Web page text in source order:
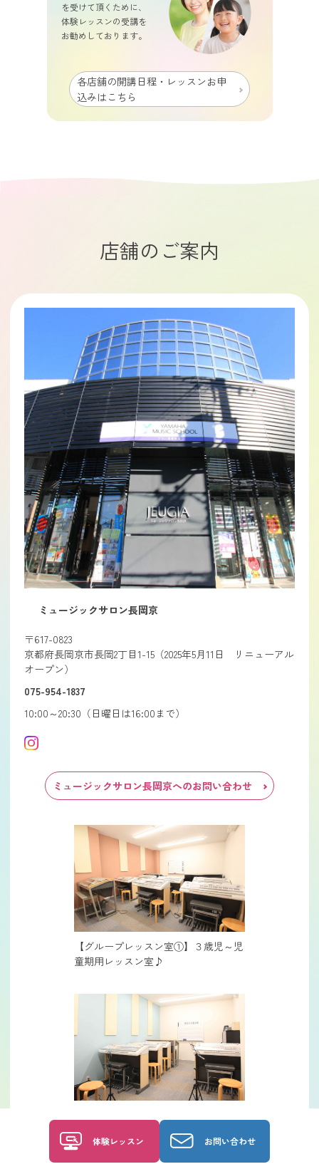
を受けて頂くために、
体験レッスンの受講を
お勧めしております。
各店舗の開講日程・レッスンお申
込みはこちら
店舗のご案内
ミュージックサロン長岡京
〒617-0823
京都府長岡京市長岡2丁目1-15（2025年5月11日 リニューアル
オープン）
075-954-1837
10:00～20:30（日曜日は16:00まで）
ミュージックサロン長岡京へのお問い合わせ
【グループレッスン室①】３歳児～児
童期用レッスン室♪
のレッスンも行ってます♪
体験レッスン お問い合わせ